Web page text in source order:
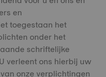
en
toegestaan het
onder het
schriftelijke
verleent ons hierbij uw
onze verplichtingen